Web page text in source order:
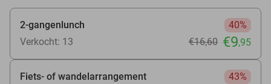
2-gangenlunch
40%
Verkocht: 13
€16,60 €9,95
Fiets- of wandelarrangement
43%